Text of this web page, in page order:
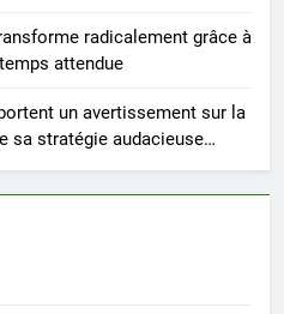
radicalement grâce à
attendue
un avertissement sur la
sa stratégie audacieuse…